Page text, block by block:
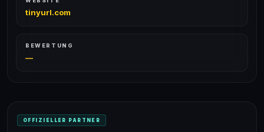
tinyurl.com
BEWERTUNG
—
OFFIZIELLER PARTNER